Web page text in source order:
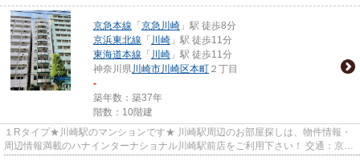
京急本線 「 京急川崎 」駅 徒歩8分
京浜東北線 「 川崎 」駅 徒歩11分
東海道本線 「 川崎 」駅 徒歩11分
神奈川県川崎市川崎区本町 ２丁目
-
築年数：築37年
階数：10階建
１Rタイプ★川崎駅のマンションです★ 川崎駅周辺のお部屋探しは、物件情報・
周辺情報満載のハナインターナショナル川崎駅前店をご利用下さい！ 交通：京急